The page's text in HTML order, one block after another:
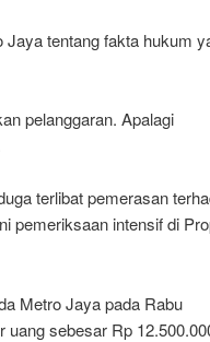
tentang fakta hukum
pelanggaran. Apalagi
terlibat pemerasan
pemeriksaan intensif di
Metro Jaya pada Rabu
sebesar Rp